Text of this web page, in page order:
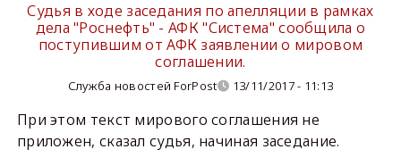
Судья в ходе заседания по апелляции в рамках
дела "Роснефть" - АФК "Система" сообщила о
поступившим от АФК заявлении о мировом
соглашении.
Служба новостей ForPost 13/11/2017 - 11:13
При этом текст мирового соглашения не
приложен, сказал судья, начиная заседание.